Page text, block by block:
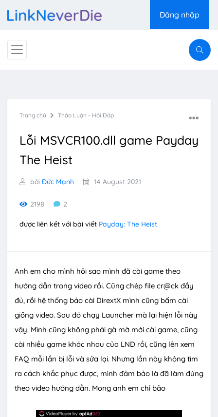
Đăng nhập
Trang chủ Thảo Luận - Hỏi Đáp
Lỗi MSVCR100.dll game Payday
The Heist
bởi Đức Mạnh 14 August 2021
2198 2
được liên kết với bài viết Payday: The Heist
Anh em cho mình hỏi sao mình đã cài game theo
hướng dẫn trong video rồi. Cũng chép file cr@ck đầy
đủ, rồi hệ thống báo cài DirextX mình cũng bấm cài
giống video. Sau đó chạy Launcher mà lại hiện lỗi này
vậy. Mình cũng không phải gà mờ mới cài game, cũng
cài nhiều game khác nhau của LND rồi, cũng lên xem
FAQ mỗi lần bị lỗi và sửa lại. Nhưng lần này không tìm
ra cách khắc phục được, mình đảm bảo là đã làm đúng
theo video hướng dẫn. Mong anh em chỉ bảo